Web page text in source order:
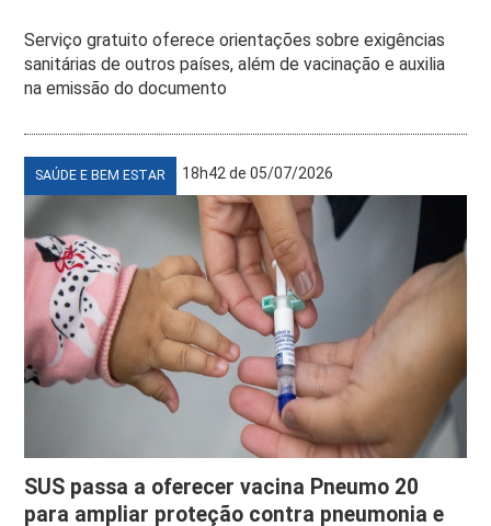
Serviço gratuito oferece orientações sobre exigências
sanitárias de outros países, além de vacinação e auxilia
na emissão do documento
SAÚDE E BEM ESTAR 18h42 de 05/07/2026
SUS passa a oferecer vacina Pneumo 20
para ampliar proteção contra pneumonia e